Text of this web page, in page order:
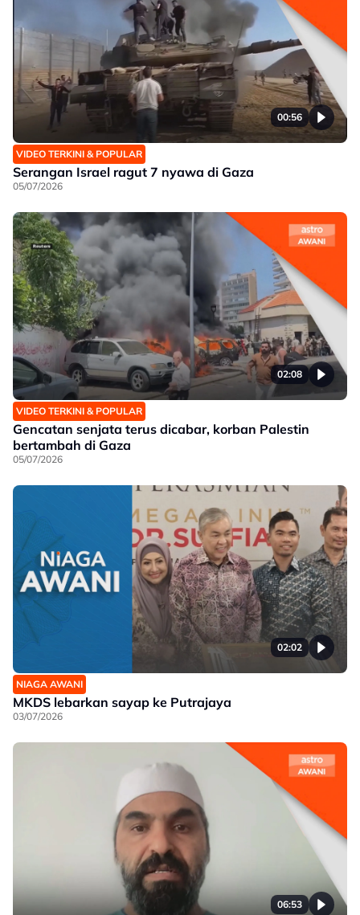
00:56
VIDEO TERKINI & POPULAR
Serangan Israel ragut 7 nyawa di Gaza
05/07/2026
02:08
VIDEO TERKINI & POPULAR
Gencatan senjata terus dicabar, korban Palestin
bertambah di Gaza
05/07/2026
02:02
NIAGA AWANI
MKDS lebarkan sayap ke Putrajaya
03/07/2026
06:53